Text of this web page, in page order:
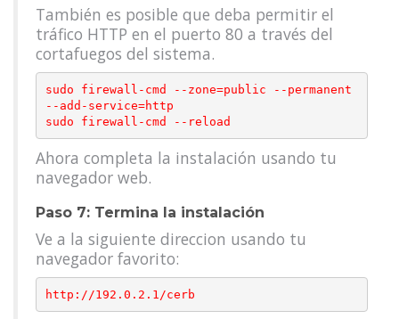
También es posible que deba permitir el
tráfico HTTP en el puerto 80 a través del
cortafuegos del sistema.
sudo firewall-cmd --zone=public --permanent
--add-service=http
Ahora completa la instalación usando tu
navegador web.
Paso 7: Termina la instalación
Ve a la siguiente direccion usando tu
navegador favorito: